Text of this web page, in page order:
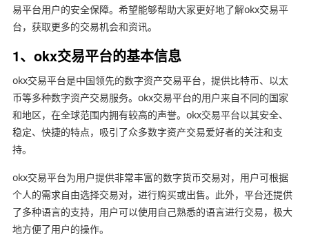
易平台用户的安全保障。希望能够帮助大家更好地了解okx交易平
台，获取更多的交易机会和资讯。
1、okx交易平台的基本信息
okx交易平台是中国领先的数字资产交易平台，提供比特币、以太
币等多种数字资产交易服务。okx交易平台的用户来自不同的国家
和地区，在全球范围内拥有较高的声誉。okx交易平台以其安全、
稳定、快捷的特点，吸引了众多数字资产交易爱好者的关注和支
持。
okx交易平台为用户提供非常丰富的数字货币交易对，用户可根据
个人的需求自由选择交易对，进行购买或出售。此外，平台还提供
了多种语言的支持，用户可以使用自己熟悉的语言进行交易，极大
地方便了用户的操作。